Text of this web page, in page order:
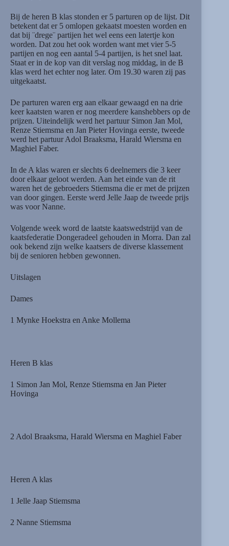
Bij de heren B klas stonden er 5 parturen op de lijst. Dit
betekent dat er 5 omlopen gekaatst moesten worden en
dat bij ¨drege¨ partijen het wel eens een latertje kon
worden. Dat zou het ook worden want met vier 5-5
partijen en nog een aantal 5-4 partijen, is het snel laat.
Staat er in de kop van dit verslag nog middag, in de B
klas werd het echter nog later. Om 19.30 waren zij pas
uitgekaatst.
De parturen waren erg aan elkaar gewaagd en na drie
keer kaatsten waren er nog meerdere kanshebbers op de
prijzen. Uiteindelijk werd het partuur Simon Jan Mol,
Renze Stiemsma en Jan Pieter Hovinga eerste, tweede
werd het partuur Adol Braaksma, Harald Wiersma en
Maghiel Faber.
In de A klas waren er slechts 6 deelnemers die 3 keer
door elkaar geloot werden. Aan het einde van de rit
waren het de gebroeders Stiemsma die er met de prijzen
van door gingen. Eerste werd Jelle Jaap de tweede prijs
was voor Nanne.
Volgende week word de laatste kaatswedstrijd van de
kaatsfederatie Dongeradeel gehouden in Morra. Dan zal
ook bekend zijn welke kaatsers de diverse klassement
bij de senioren hebben gewonnen.
Uitslagen
Dames
1 Mynke Hoekstra en Anke Mollema
Heren B klas
1 Simon Jan Mol, Renze Stiemsma en Jan Pieter
Hovinga
2 Adol Braaksma, Harald Wiersma en Maghiel Faber
Heren A klas
1 Jelle Jaap Stiemsma
2 Nanne Stiemsma